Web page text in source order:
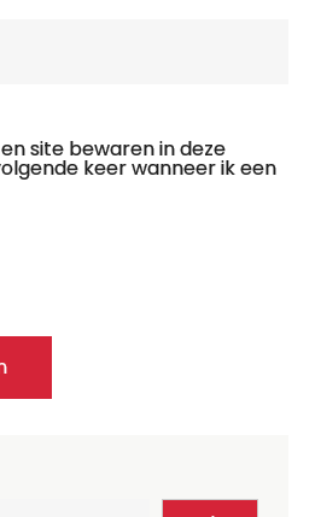
site bewaren in deze
keer wanneer ik een